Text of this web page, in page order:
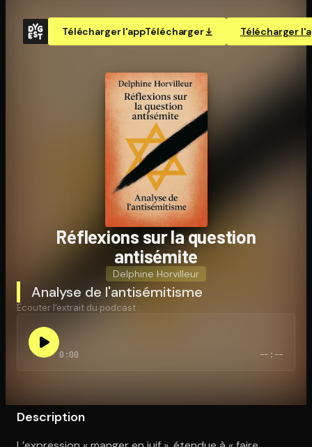
Télécharger l'appTélécharger Télécharger
Ouvre l'app Appareil photo, pointe sur le code. C'est gratuit à
Réflexions sur la question
antisémite
Delphine Horvilleur
Analyse de l'antisémitisme
Écouter l'extrait du podcast :
0:00 --:--
Description